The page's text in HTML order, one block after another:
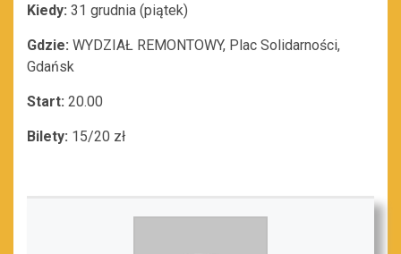
Kiedy: 31 grudnia (piątek)
Gdzie: WYDZIAŁ REMONTOWY, Plac Solidarności,
Gdańsk
Start: 20.00
Bilety: 15/20 zł